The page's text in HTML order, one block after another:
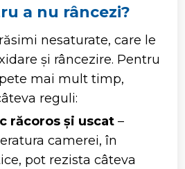
a nu râncezi?
nesaturate, care le
și râncezire. Pentru
mai mult timp,
reguli:
răcoros și uscat –
camerei, în
pot rezista câteva